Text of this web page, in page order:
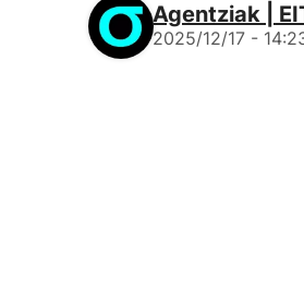
Agentziak |
2025/12/17 -